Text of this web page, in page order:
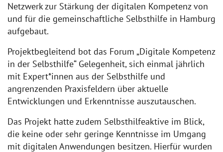
Netzwerk zur Stärkung der digitalen Kompetenz von
und für die gemeinschaftliche Selbsthilfe in Hamburg
aufgebaut.
Projektbegleitend bot das Forum „Digitale Kompetenz
in der Selbsthilfe“ Gelegenheit, sich einmal jährlich
mit Expert*innen aus der Selbsthilfe und
angrenzenden Praxisfeldern über aktuelle
Entwicklungen und Erkenntnisse auszutauschen.
Das Projekt hatte zudem Selbsthilfeaktive im Blick,
die keine oder sehr geringe Kenntnisse im Umgang
mit digitalen Anwendungen besitzen. Hierfür wurden